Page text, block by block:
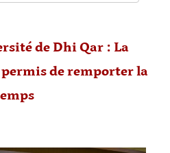
de Dhi Qar : La
de remporter la